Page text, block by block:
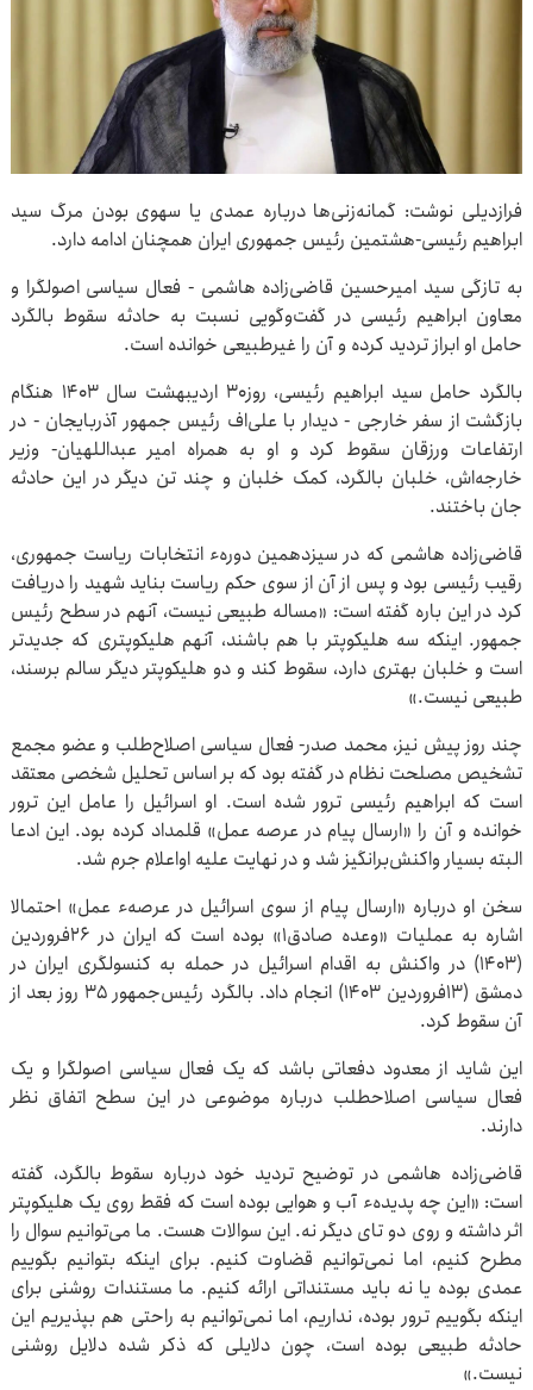
فرازدیلی نوشت: گمانه‌زنی‌ها درباره عمدی یا سهوی بودن مرگ سید
ابراهیم رئیسی-هشتمین رئیس جمهوری ایران همچنان ادامه دارد.
به تازگی سید امیرحسین قاضی‌زاده هاشمی - فعال سیاسی اصولگرا و
معاون ابراهیم رئیسی در گفت‌وگویی نسبت به حادثه سقوط بالگرد
حامل او ابراز تردید کرده و آن را غیرطبیعی خوانده است.
بالگرد حامل سید ابراهیم رئیسی، روز۳۰ اردیبهشت سال ۱۴۰۳ هنگام
بازگشت از سفر خارجی - دیدار با علی‌اف رئیس جمهور آذربایجان - در
ارتفاعات ورزقان سقوط کرد و او به همراه امیر عبداللهیان- وزیر
خارجه‌اش، خلبان بالگرد، کمک خلبان و چند تن دیگر در این حادثه
جان باختند.
قاضی‌زاده هاشمی که در سیزدهمین دورهء انتخابات ریاست جمهوری،
رقیب رئیسی بود و پس از آن از سوی حکم ریاست بناید شهید را دریافت
کرد در این باره گفته است: «مساله طبیعی نیست، آنهم در سطح رئیس
جمهور. اینکه سه هلیکوپتر با هم باشند، آنهم هلیکوپتری که جدیدتر
است و خلبان بهتری دارد، سقوط کند و دو هلیکوپتر دیگر سالم برسند،
طبیعی نیست.»
چند روز پیش نیز، محمد صدر- فعال سیاسی اصلاح‌طلب و عضو مجمع
تشخیص مصلحت نظام در گفته بود که بر اساس تحلیل شخصی معتقد
است که ابراهیم رئیسی ترور شده است. او اسرائیل را عامل این ترور
خوانده و آن را «ارسال پیام در عرصه عمل» قلمداد کرده بود. این ادعا
البته بسیار واکنش‌برانگیز شد و در نهایت علیه اواعلام جرم شد.
سخن او درباره «ارسال پیام از سوی اسرائیل در عرصهء عمل» احتمالا
اشاره به عملیات «وعده صادق۱» بوده است که ایران در ۲۶فروردین
(۱۴۰۳) در واکنش به اقدام اسرائیل در حمله به کنسولگری ایران در
دمشق (۱۳فروردین ۱۴۰۳) انجام داد. بالگرد رئیس‌جمهور ۳۵ روز بعد از
آن سقوط کرد.
این شاید از معدود دفعاتی باشد که یک فعال سیاسی اصولگرا و یک
فعال سیاسی اصلاحطلب درباره موضوعی در این سطح اتفاق نظر
دارند.
قاضی‌زاده هاشمی در توضیح تردید خود درباره سقوط بالگرد، گفته
است: «این چه پدیدهء آب و هوایی بوده است که فقط روی یک هلیکوپتر
اثر داشته و روی دو تای دیگر نه. این سوالات هست. ما می‌توانیم سوال را
مطرح کنیم، اما نمی‌توانیم قضاوت کنیم. برای اینکه بتوانیم بگوییم
عمدی بوده یا نه باید مستنداتی ارائه کنیم. ما مستندات روشنی برای
اینکه بگوییم ترور بوده، نداریم، اما نمی‌توانیم به راحتی هم بپذیریم این
حادثه طبیعی بوده است، چون دلایلی که ذکر شده دلایل روشنی
نیست.»